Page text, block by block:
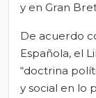
y en Gran
De acuerdo
Española, el
“doctrina
y social en lo